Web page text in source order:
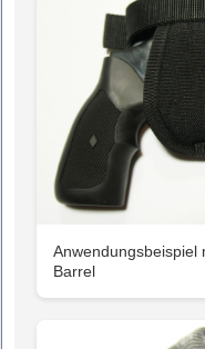
Anwendungsbeispiel
Barrel